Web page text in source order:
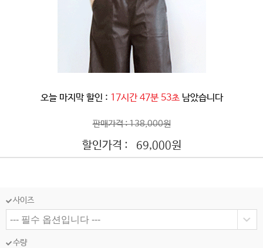
오늘 마지막 할인 : 17시간 47분 50초 남았습니다
판매가격 : 138,000원
할인가격 : 69,000원
사이즈
수량